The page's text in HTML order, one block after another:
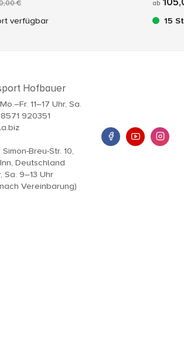
€
verfügbar
ab
15
Hofbauer
11–17 Uhr, Sa.
920351
Breu-Str. 10,
Deutschland
Sa. 9–13 Uhr
Vereinbarung)